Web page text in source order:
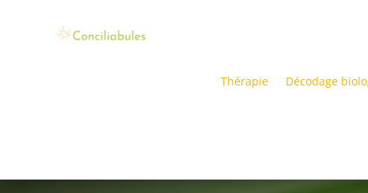
Thérapie Décodage